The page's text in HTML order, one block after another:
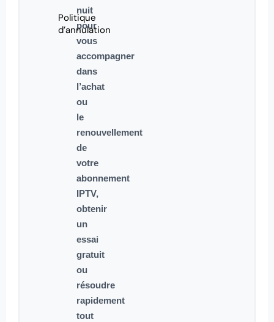
Politique
d’annulation
nuit
pour
vous
accompagner
dans
l’achat
ou
le
renouvellement
de
votre
abonnement
IPTV,
obtenir
un
essai
gratuit
ou
résoudre
rapidement
tout